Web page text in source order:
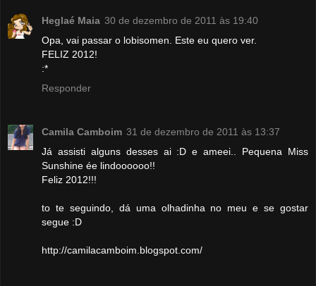
Heglaé Maia 30 de dezembro de 2011 às 19:40
Opa, vai passar o lobisomen. Este eu quero ver.
FELIZ 2012!
:*
Responder
Camila Camboim 31 de dezembro de 2011 às 13:37
Já assisti alguns desses ai :D e ameei.. Pequena Miss
Sunshine ée lindoooooo!!
Feliz 2012!!!
to te seguindo, dá uma olhadinha no meu e se gostar
segue :D
http://camilacamboim.blogspot.com/